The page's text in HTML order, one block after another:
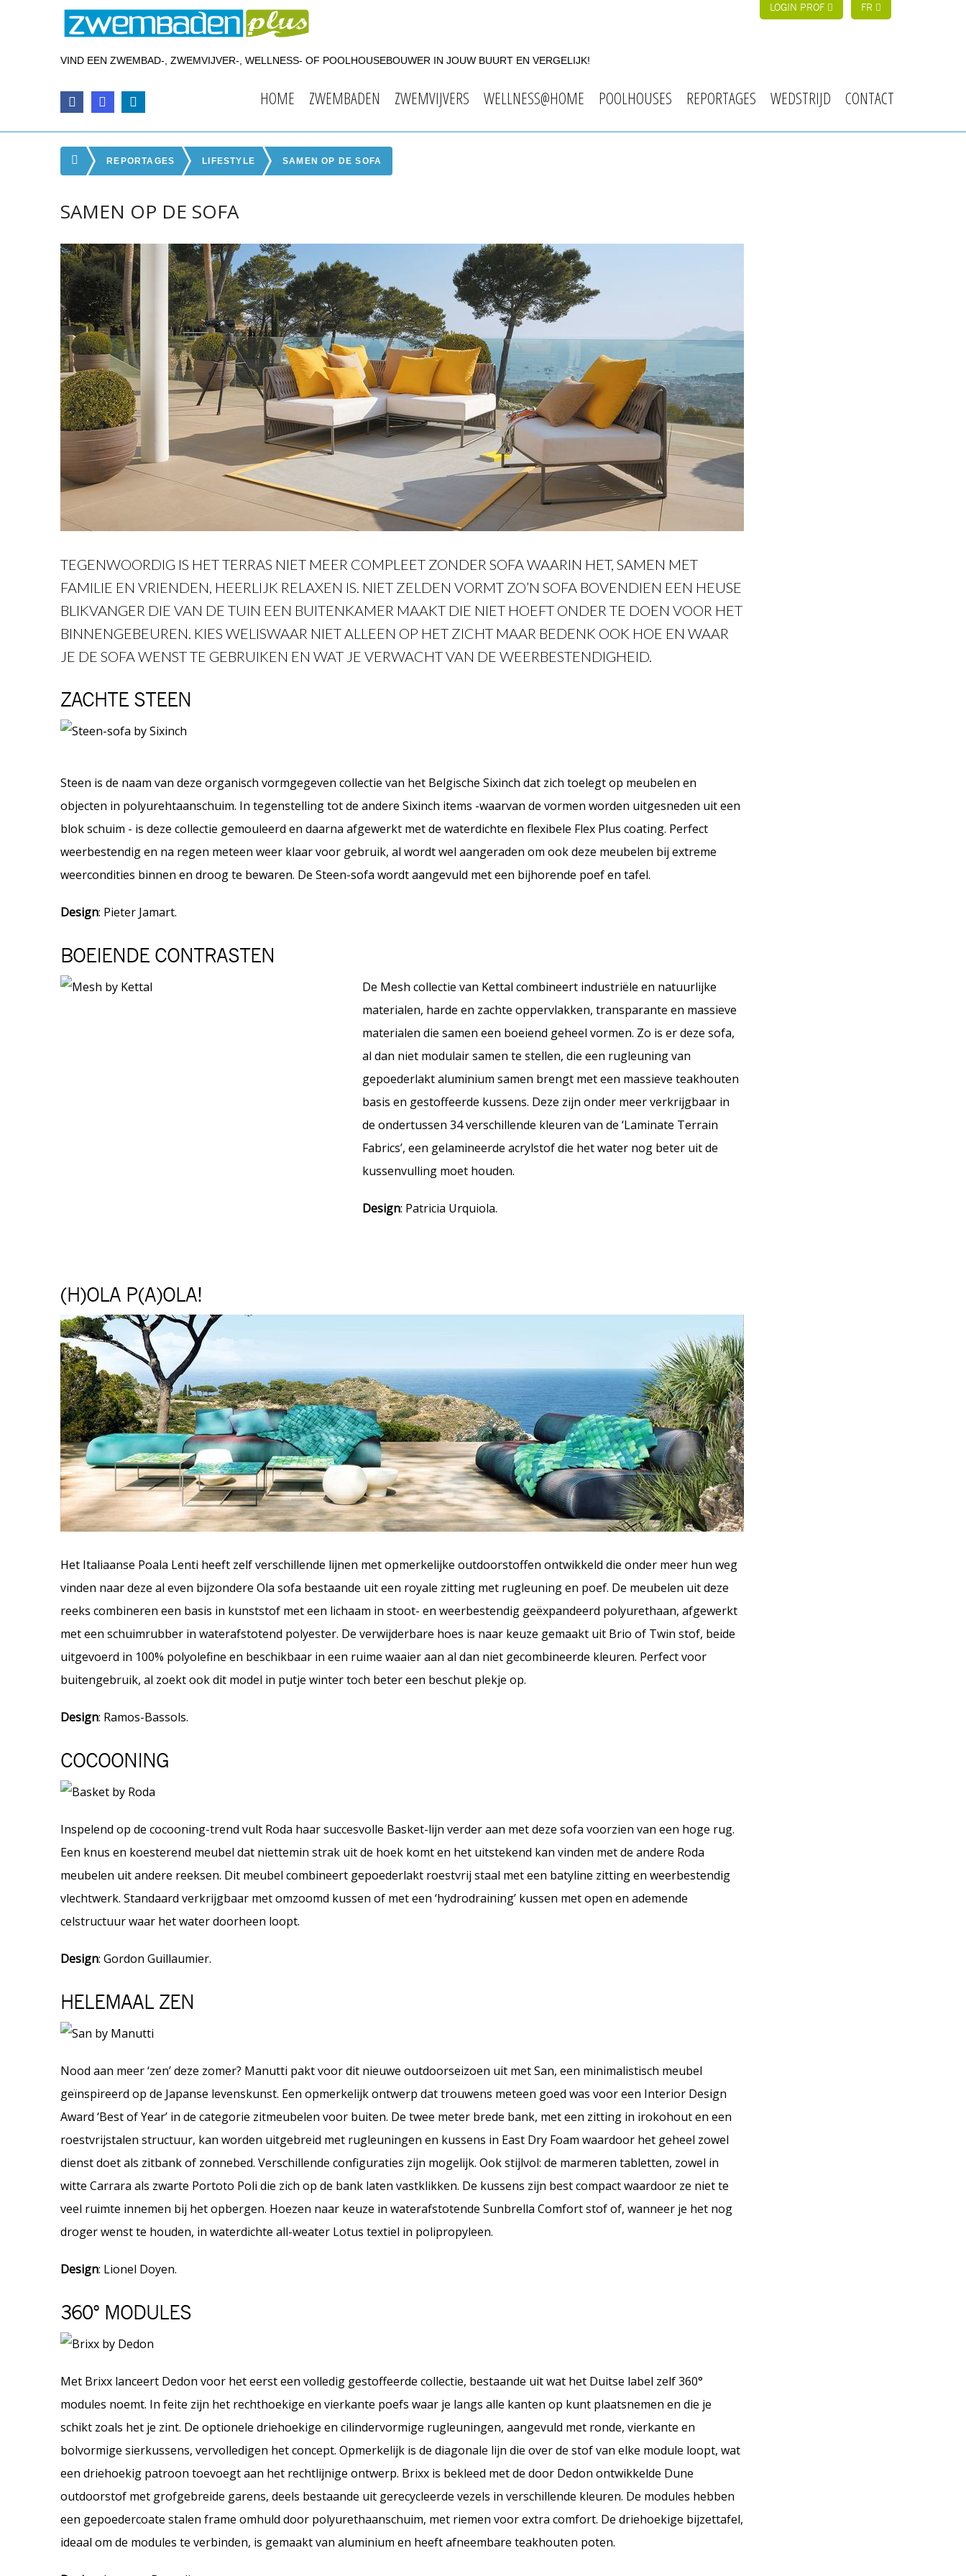
LOGIN PROF FR
VIND EEN ZWEMBAD-, ZWEMVIJVER-, WELLNESS- OF POOLHOUSEBOUWER IN JOUW BUURT EN VERGELIJK!
HOME ZWEMBADEN ZWEMVIJVERS WELLNESS@HOME POOLHOUSES REPORTAGES WEDSTRIJD CONTACT
REPORTAGES LIFESTYLE SAMEN OP DE SOFA
SAMEN OP DE SOFA
TEGENWOORDIG IS HET TERRAS NIET MEER COMPLEET ZONDER SOFA WAARIN HET, SAMEN MET
FAMILIE EN VRIENDEN, HEERLIJK RELAXEN IS. NIET ZELDEN VORMT ZO’N SOFA BOVENDIEN EEN HEUSE
BLIKVANGER DIE VAN DE TUIN EEN BUITENKAMER MAAKT DIE NIET HOEFT ONDER TE DOEN VOOR HET
BINNENGEBEUREN. KIES WELISWAAR NIET ALLEEN OP HET ZICHT MAAR BEDENK OOK HOE EN WAAR
JE DE SOFA WENST TE GEBRUIKEN EN WAT JE VERWACHT VAN DE WEERBESTENDIGHEID.
ZACHTE STEEN
Steen is de naam van deze organisch vormgegeven collectie van het Belgische Sixinch dat zich toelegt op meubelen en
objecten in polyurehtaanschuim. In tegenstelling tot de andere Sixinch items -waarvan de vormen worden uitgesneden uit een
blok schuim - is deze collectie gemouleerd en daarna afgewerkt met de waterdichte en flexibele Flex Plus coating. Perfect
weerbestendig en na regen meteen weer klaar voor gebruik, al wordt wel aangeraden om ook deze meubelen bij extreme
weercondities binnen en droog te bewaren. De Steen-sofa wordt aangevuld met een bijhorende poef en tafel.
Design: Pieter Jamart.
BOEIENDE CONTRASTEN
De Mesh collectie van Kettal combineert industriële en natuurlijke
materialen, harde en zachte oppervlakken, transparante en massieve
materialen die samen een boeiend geheel vormen. Zo is er deze sofa,
al dan niet modulair samen te stellen, die een rugleuning van
gepoederlakt aluminium samen brengt met een massieve teakhouten
basis en gestoffeerde kussens. Deze zijn onder meer verkrijgbaar in
de ondertussen 34 verschillende kleuren van de ‘Laminate Terrain
Fabrics’, een gelamineerde acrylstof die het water nog beter uit de
kussenvulling moet houden.
Design: Patricia Urquiola.
(H)OLA P(A)OLA!
Het Italiaanse Poala Lenti heeft zelf verschillende lijnen met opmerkelijke outdoorstoffen ontwikkeld die onder meer hun weg
vinden naar deze al even bijzondere Ola sofa bestaande uit een royale zitting met rugleuning en poef. De meubelen uit deze
reeks combineren een basis in kunststof met een lichaam in stoot- en weerbestendig geëxpandeerd polyurethaan, afgewerkt
met een schuimrubber in waterafstotend polyester. De verwijderbare hoes is naar keuze gemaakt uit Brio of Twin stof, beide
uitgevoerd in 100% polyolefine en beschikbaar in een ruime waaier aan al dan niet gecombineerde kleuren. Perfect voor
buitengebruik, al zoekt ook dit model in putje winter toch beter een beschut plekje op.
Design: Ramos-Bassols.
COCOONING
Inspelend op de cocooning-trend vult Roda haar succesvolle Basket-lijn verder aan met deze sofa voorzien van een hoge rug.
Een knus en koesterend meubel dat niettemin strak uit de hoek komt en het uitstekend kan vinden met de andere Roda
meubelen uit andere reeksen. Dit meubel combineert gepoederlakt roestvrij staal met een batyline zitting en weerbestendig
vlechtwerk. Standaard verkrijgbaar met omzoomd kussen of met een ‘hydrodraining’ kussen met open en ademende
celstructuur waar het water doorheen loopt.
Design: Gordon Guillaumier.
HELEMAAL ZEN
Nood aan meer ‘zen’ deze zomer? Manutti pakt voor dit nieuwe outdoorseizoen uit met San, een minimalistisch meubel
geïnspireerd op de Japanse levenskunst. Een opmerkelijk ontwerp dat trouwens meteen goed was voor een Interior Design
Award ‘Best of Year’ in de categorie zitmeubelen voor buiten. De twee meter brede bank, met een zitting in irokohout en een
roestvrijstalen structuur, kan worden uitgebreid met rugleuningen en kussens in East Dry Foam waardoor het geheel zowel
dienst doet als zitbank of zonnebed. Verschillende configuraties zijn mogelijk. Ook stijlvol: de marmeren tabletten, zowel in
witte Carrara als zwarte Portoto Poli die zich op de bank laten vastklikken. De kussens zijn best compact waardoor ze niet te
veel ruimte innemen bij het opbergen. Hoezen naar keuze in waterafstotende Sunbrella Comfort stof of, wanneer je het nog
droger wenst te houden, in waterdichte all-weater Lotus textiel in polipropyleen.
Design: Lionel Doyen.
360° MODULES
Met Brixx lanceert Dedon voor het eerst een volledig gestoffeerde collectie, bestaande uit wat het Duitse label zelf 360°
modules noemt. In feite zijn het rechthoekige en vierkante poefs waar je langs alle kanten op kunt plaatsnemen en die je
schikt zoals het je zint. De optionele driehoekige en cilindervormige rugleuningen, aangevuld met ronde, vierkante en
bolvormige sierkussens, vervolledigen het concept. Opmerkelijk is de diagonale lijn die over de stof van elke module loopt, wat
een driehoekig patroon toevoegt aan het rechtlijnige ontwerp. Brixx is bekleed met de door Dedon ontwikkelde Dune
outdoorstof met grofgebreide garens, deels bestaande uit gerecycleerde vezels in verschillende kleuren. De modules hebben
een gepoedercoate stalen frame omhuld door polyurethaanschuim, met riemen voor extra comfort. De driehoekige bijzettafel,
ideaal om de modules te verbinden, is gemaakt van aluminium en heeft afneembare teakhouten poten.